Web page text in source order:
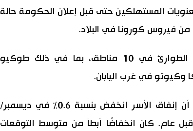
المستهلكين حتى قبل إعلان الحكومة حالة
فيروس كورونا في البلاد.
مددت الحكومة يوم الثلاثاء حالة الطوارئ في 10 مناطق، بما في ذلك طوكيو
وكيوتو في غرب اليابان.
أظهرت بيانات رسمية يوم الجمعة أن إنفاق الأسر انخفض بنسبة 0.6٪ في ديسمبر/
عام. كان انخفاضًا أبطأ من متوسط ​​التوقعات